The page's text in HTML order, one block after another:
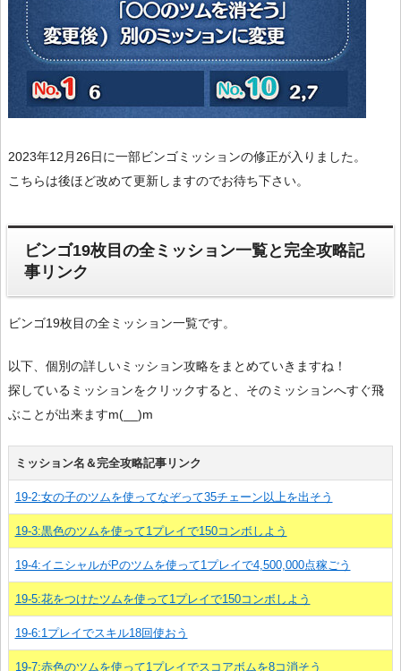
2023年12月26日に一部ビンゴミッションの修正が入りました。
こちらは後ほど改めて更新しますのでお待ち下さい。
ビンゴ19枚目の全ミッション一覧と完全攻略記
事リンク
ビンゴ19枚目の全ミッション一覧です。
以下、個別の詳しいミッション攻略をまとめていきますね！
探しているミッションをクリックすると、そのミッションへすぐ飛
ぶことが出来ますm(__)m
ミッション名＆完全攻略記事リンク
19-2:女の子のツムを使ってなぞって35チェーン以上を出そう
19-3:黒色のツムを使って1プレイで150コンボしよう
19-4:イニシャルがPのツムを使って1プレイで4,500,000点稼ごう
19-5:花をつけたツムを使って1プレイで150コンボしよう
19-6:1プレイでスキル18回使おう
19-7:赤色のツムを使って1プレイでスコアボムを8コ消そう